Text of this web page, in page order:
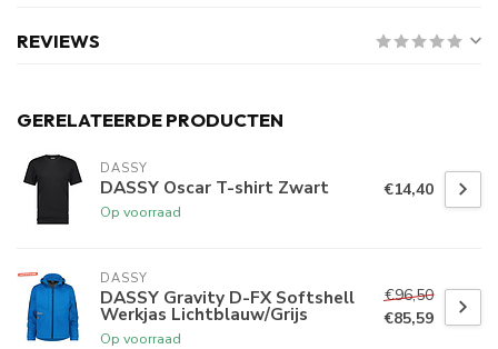
REVIEWS
GERELATEERDE PRODUCTEN
DASSY
DASSY Oscar T-shirt Zwart
Op voorraad
€14,40
DASSY
DASSY Gravity D-FX Softshell
Werkjas Lichtblauw/Grijs
Op voorraad
€96,50
€85,59